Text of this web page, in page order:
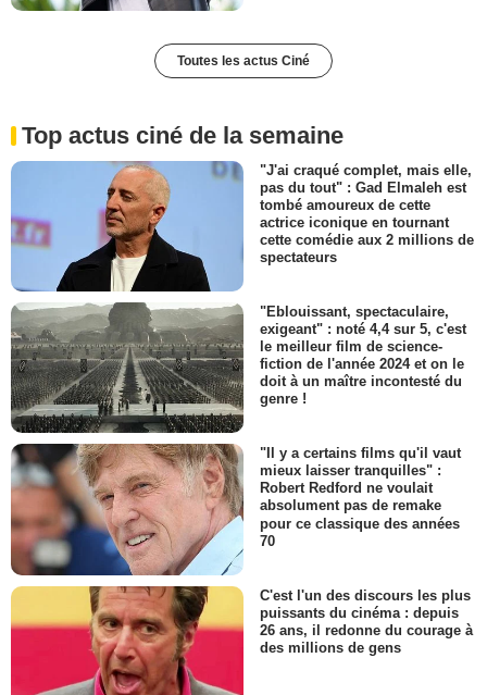
Toutes les actus Ciné
Top actus ciné de la semaine
"J'ai craqué complet, mais elle,
pas du tout" : Gad Elmaleh est
tombé amoureux de cette
actrice iconique en tournant
cette comédie aux 2 millions de
spectateurs
"Eblouissant, spectaculaire,
exigeant" : noté 4,4 sur 5, c'est
le meilleur film de science-
fiction de l'année 2024 et on le
doit à un maître incontesté du
genre !
"Il y a certains films qu'il vaut
mieux laisser tranquilles" :
Robert Redford ne voulait
absolument pas de remake
pour ce classique des années
70
C'est l'un des discours les plus
puissants du cinéma : depuis
26 ans, il redonne du courage à
des millions de gens